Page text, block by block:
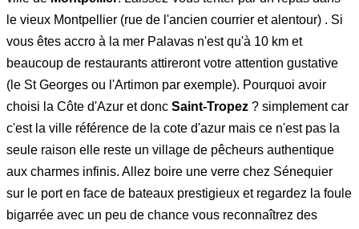
le vieux Montpellier (rue de l'ancien courrier et alentour) . Si
vous êtes accro à la mer Palavas n'est qu'à 10 km et
beaucoup de restaurants attireront votre attention gustative
(le St Georges ou l'Artimon par exemple). Pourquoi avoir
choisi la Côte d'Azur et donc Saint-Tropez ? simplement car
c'est la ville référence de la cote d'azur mais ce n'est pas la
seule raison elle reste un village de pêcheurs authentique
aux charmes infinis. Allez boire une verre chez Sénequier
sur le port en face de bateaux prestigieux et regardez la foule
bigarrée avec un peu de chance vous reconnaîtrez des